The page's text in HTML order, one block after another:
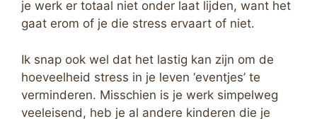
je werk er totaal niet onder laat lijden, want het
gaat erom of je die stress ervaart of niet.
Ik snap ook wel dat het lastig kan zijn om de
hoeveelheid stress in je leven ‘eventjes’ te
verminderen. Misschien is je werk simpelweg
veeleisend, heb je al andere kinderen die je